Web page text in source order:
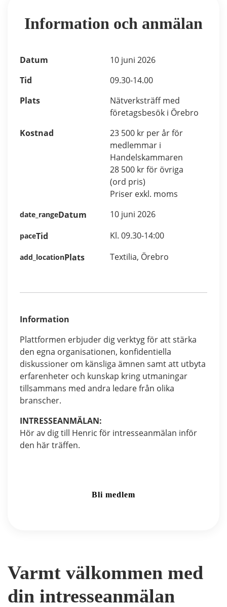
Information och anmälan
Datum
10 juni 2026
Tid
09.30-14.00
Plats
Nätverksträff med
företagsbesök i Örebro
Kostnad
23 500 kr per år för
medlemmar i
Handelskammaren
28 500 kr för övriga
(ord pris)
Priser exkl. moms
date_rangeDatum 10 juni 2026
paceTid Kl. 09.30-14:00
add_locationPlats Textilia, Örebro
Information
Plattformen erbjuder dig verktyg för att stärka
den egna organisationen, konfidentiella
diskussioner om känsliga ämnen samt att utbyta
erfarenheter och kunskap kring utmaningar
tillsammans med andra ledare från olika
branscher.
INTRESSEANMÄLAN:
Hör av dig till Henric för intresseanmälan inför
den här träffen.
Bli medlem
Varmt välkommen med
din intresseanmälan